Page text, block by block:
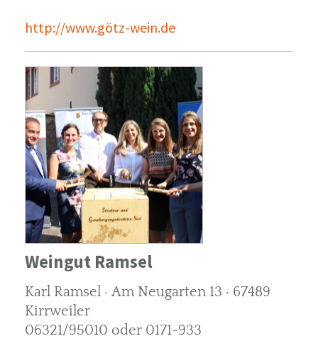
http://www.götz-wein.de
Weingut Ramsel
Karl Ramsel · Am Neugarten 13 · 67489
Kirrweiler
06321/95010 oder 0171-933